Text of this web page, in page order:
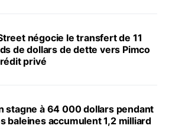
négocie le transfert de 11
de dollars de dette vers Pimco
privé
stagne à 64 000 dollars pendant
baleines accumulent 1,2 milliard